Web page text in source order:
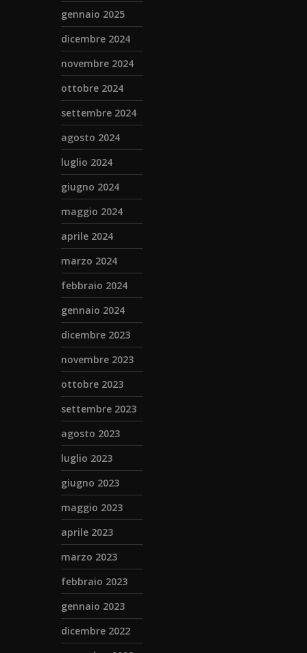
gennaio 2025
dicembre 2024
novembre 2024
ottobre 2024
settembre 2024
agosto 2024
luglio 2024
giugno 2024
maggio 2024
aprile 2024
marzo 2024
febbraio 2024
gennaio 2024
dicembre 2023
novembre 2023
ottobre 2023
settembre 2023
agosto 2023
luglio 2023
giugno 2023
maggio 2023
aprile 2023
marzo 2023
febbraio 2023
gennaio 2023
dicembre 2022